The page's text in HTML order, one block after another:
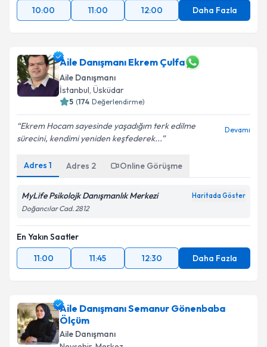
10:00
11:00 12:00 Daha Fazla
Aile Danışmanı Ekrem Çulfa
Aile Danışmanı
İstanbul,Üsküdar
( Değerlendirme)
Ekrem Hocam sayesinde yaşadığım terk edilme
sürecini, kendimi yeniden keşfederek...
Adres 1 Adres 2 Online Görüşme
MyLife Psikolojk Danışmanlık Merkezi
Doğancılar Cad. 2812
En Yakın Saatler
11:00
11:45 12:30 Daha Fazla
Aile Danışmanı Semanur Gönenbaba
Ölçüm
Aile Danışmanı